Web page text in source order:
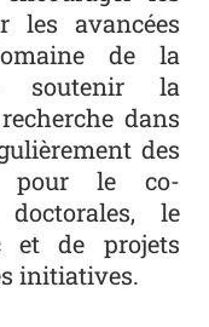
les avancées
de la
soutenir la
dans
des
pour le co-
le
et de projets
initiatives.